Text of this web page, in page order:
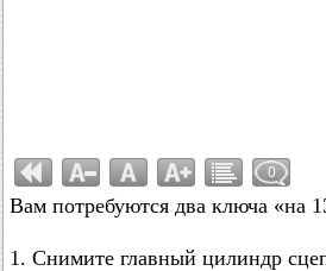
0
Вам потребуются два ключа «на
1. Снимите главный цилиндр